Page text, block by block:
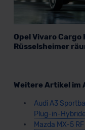
Opel Vivaro
Rüsselsheimer
Weitere Artikel im
Audi A3
Plug-in-
Mazda MX-5